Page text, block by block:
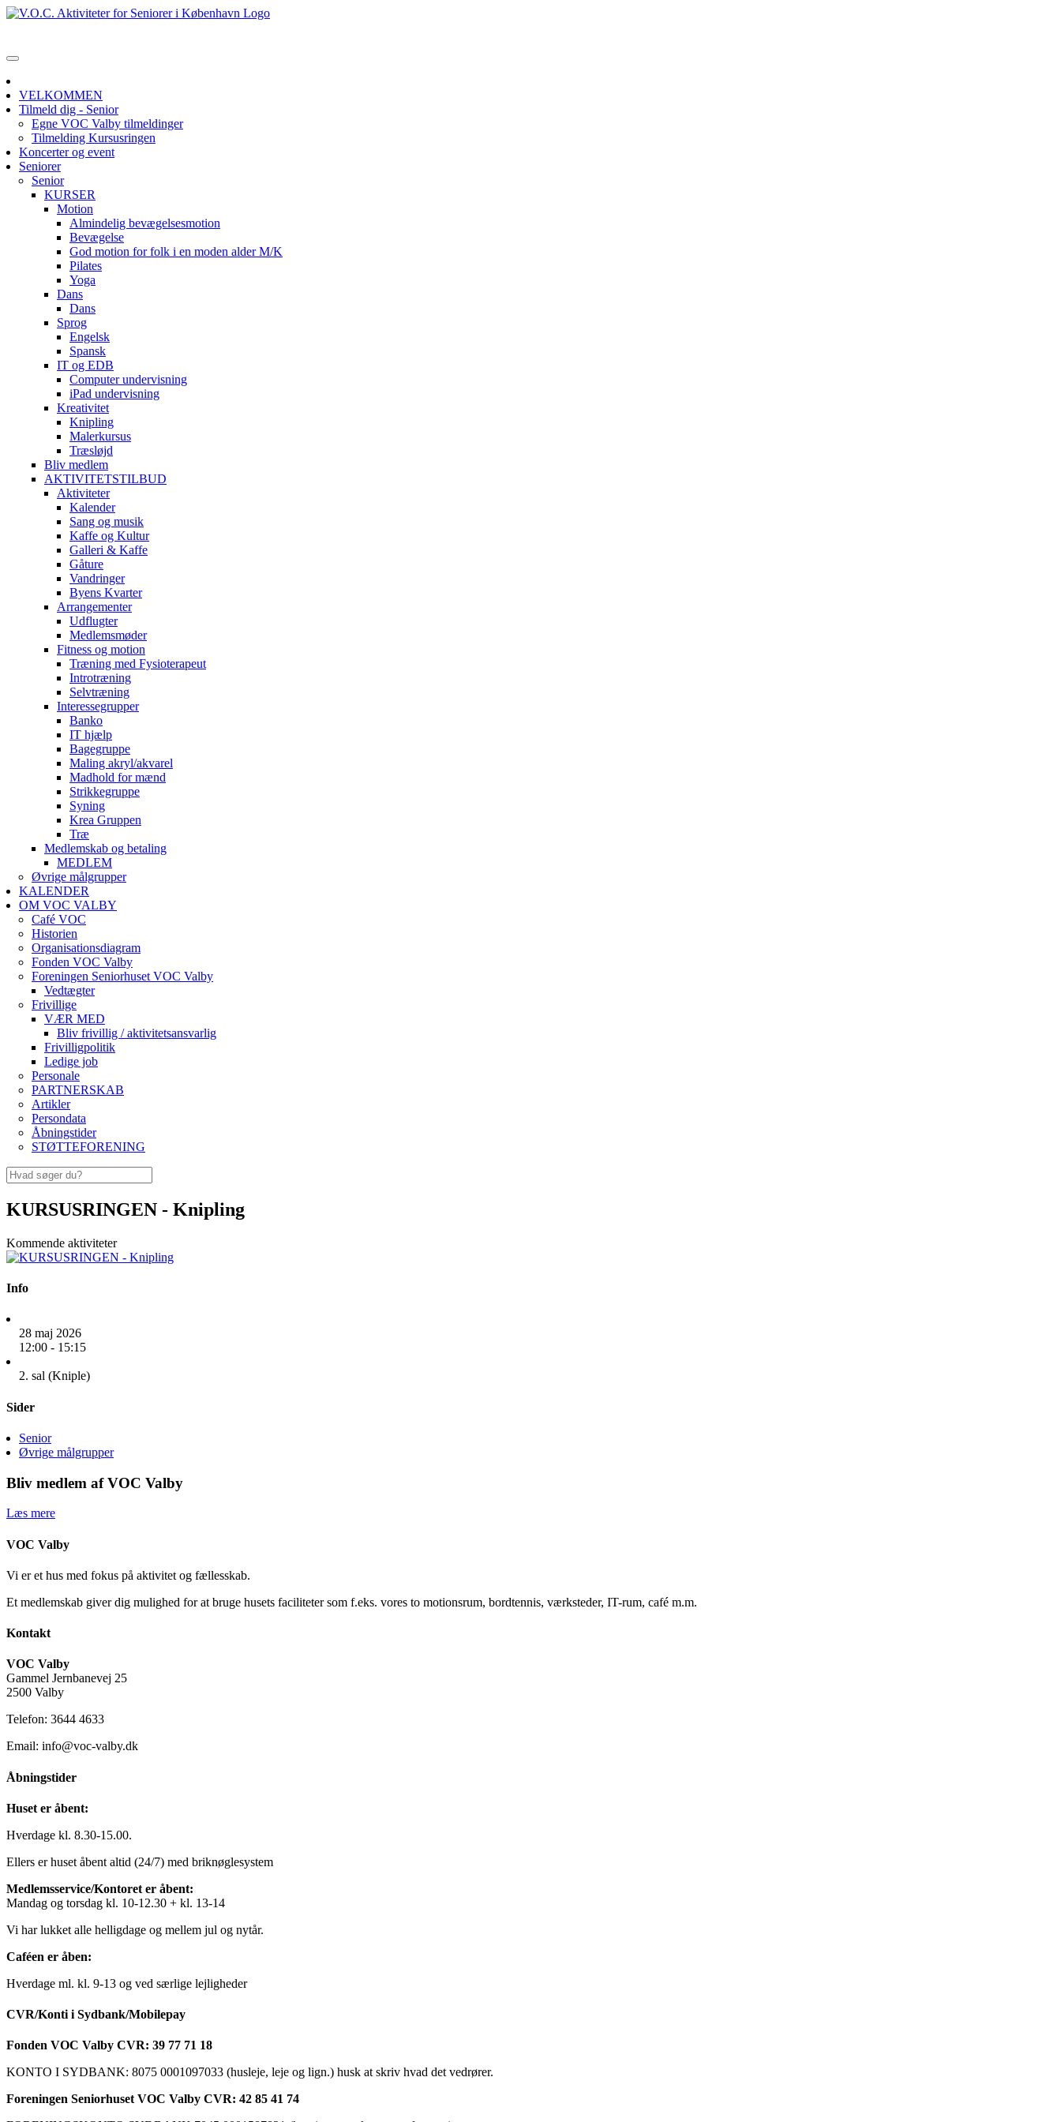
VELKOMMEN
Tilmeld dig - Senior
Egne VOC Valby tilmeldinger
Tilmelding Kursusringen
Koncerter og event
Seniorer
Senior
KURSER
Motion
Almindelig bevægelsesmotion
Bevægelse
God motion for folk i en moden alder M/K
Pilates
Yoga
Dans
Dans
Sprog
Engelsk
Spansk
IT og EDB
Computer undervisning
iPad undervisning
Kreativitet
Knipling
Malerkursus
Træsløjd
Bliv medlem
AKTIVITETSTILBUD
Aktiviteter
Kalender
Sang og musik
Kaffe og Kultur
Galleri & Kaffe
Gåture
Vandringer
Byens Kvarter
Arrangementer
Udflugter
Medlemsmøder
Fitness og motion
Træning med Fysioterapeut
Introtræning
Selvtræning
Interessegrupper
Banko
IT hjælp
Bagegruppe
Maling akryl/akvarel
Madhold for mænd
Strikkegruppe
Syning
Krea Gruppen
Træ
Medlemskab og betaling
MEDLEM
Øvrige målgrupper
KALENDER
OM VOC VALBY
Café VOC
Historien
Organisationsdiagram
Fonden VOC Valby
Foreningen Seniorhuset VOC Valby
Vedtægter
Frivillige
VÆR MED
Bliv frivillig / aktivitetsansvarlig
Frivilligpolitik
Ledige job
Personale
PARTNERSKAB
Artikler
Persondata
Åbningstider
STØTTEFORENING
KURSUSRINGEN - Knipling
Kommende aktiviteter
Info
28 maj 2026
12:00 - 15:15
2. sal (Kniple)
Sider
Senior
Øvrige målgrupper
Bliv medlem af VOC Valby
Læs mere
VOC Valby
Vi er et hus med fokus på aktivitet og fællesskab.
Et medlemskab giver dig mulighed for at bruge husets faciliteter som f.eks. vores to motionsrum, bordtennis, værksteder, IT-rum, café m.m.
Kontakt
VOC Valby
Gammel Jernbanevej 25
2500 Valby
Telefon: 3644 4633
Email: info@voc-valby.dk
Åbningstider
Huset er åbent:
Hverdage kl. 8.30-15.00.
Ellers er huset åbent altid (24/7) med briknøglesystem
Medlemsservice/Kontoret er åbent:
Mandag og torsdag kl. 10-12.30 + kl. 13-14
Vi har lukket alle helligdage og mellem jul og nytår.
Caféen er åben:
Hverdage ml. kl. 9-13 og ved særlige lejligheder
CVR/Konti i Sydbank/Mobilepay
Fonden VOC Valby CVR: 39 77 71 18
KONTO I SYDBANK: 8075 0001097033 (husleje, leje og lign.) husk at skriv hvad det vedrører.
Foreningen Seniorhuset VOC Valby CVR: 42 85 41 74